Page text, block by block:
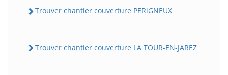
Trouver chantier couverture PERiGNEUX
Trouver chantier couverture LA TOUR-EN-JAREZ